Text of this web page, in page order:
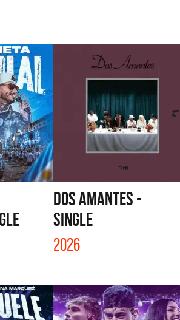
DOS AMANTES -
SINGLE
2026